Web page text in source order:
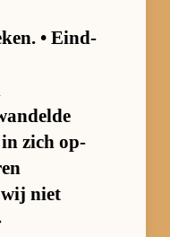
• Eind­
in zich op­
wij niet